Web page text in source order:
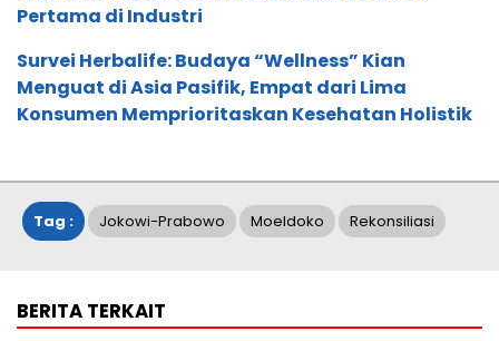
Pertama di Industri
Survei Herbalife: Budaya “Wellness” Kian
Menguat di Asia Pasifik, Empat dari Lima
Konsumen Memprioritaskan Kesehatan Holistik
Tag : Jokowi-Prabowo Moeldoko Rekonsiliasi
BERITA TERKAIT